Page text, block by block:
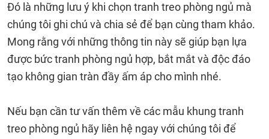
Đó là những lưu ý khi chọn tranh treo phòng ngủ mà
chúng tôi ghi chú và chia sẻ để bạn cùng tham khảo.
Mong rằng với những thông tin này sẽ giúp bạn lựa
được bức tranh phòng ngủ hợp, bắt mắt và độc đáo
tạo không gian tràn đầy ấm áp cho mình nhé.
Nếu bạn cần tư vấn thêm về các mẫu khung tranh
treo phòng ngủ hãy liên hệ ngay với chúng tôi để